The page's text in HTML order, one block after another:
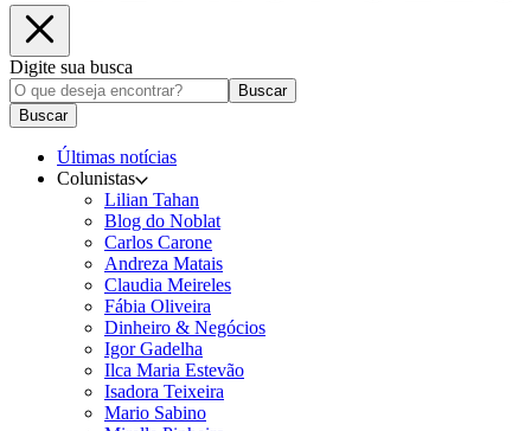
Digite sua busca
Buscar
Buscar
Últimas notícias
Colunistas
Lilian Tahan
Blog do Noblat
Carlos Carone
Andreza Matais
Claudia Meireles
Fábia Oliveira
Dinheiro & Negócios
Igor Gadelha
Ilca Maria Estevão
Isadora Teixeira
Mario Sabino